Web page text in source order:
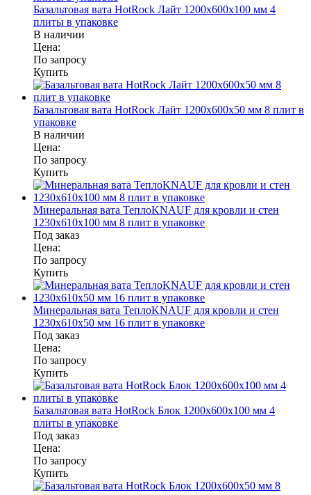
Базальтовая вата HotRock Лайт 1200x600x100 мм 4
плиты в упаковке
В наличии
Цена:
По запросу
Купить
Базальтовая вата HotRock Лайт 1200x600x50 мм 8 плит в
упаковке
В наличии
Цена:
По запросу
Купить
Минеральная вата ТеплоKNAUF для кровли и стен
1230x610x100 мм 8 плит в упаковке
Под заказ
Цена:
По запросу
Купить
Минеральная вата ТеплоKNAUF для кровли и стен
1230x610x50 мм 16 плит в упаковке
Под заказ
Цена:
По запросу
Купить
Базальтовая вата HotRock Блок 1200x600x100 мм 4
плиты в упаковке
Под заказ
Цена:
По запросу
Купить